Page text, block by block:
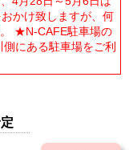
かけ致しますが、何
★N-CAFE駐車場の
にある駐車場をご利